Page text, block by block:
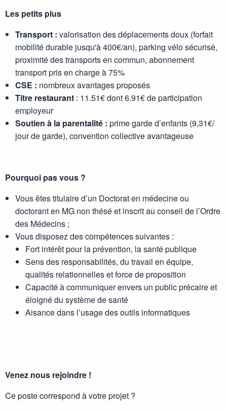
Les petits plus
Transport : valorisation des déplacements doux (forfait
mobilité durable jusqu'à 400€/an), parking vélo sécurisé,
proximité des transports en commun, abonnement
transport pris en charge à 75%
CSE : nombreux avantages proposés
Titre restaurant : 11.51€ dont 6.91€ de participation
employeur
Soutien à la parentalité : prime garde d’enfants (9,31€/
jour de garde), convention collective avantageuse
Pourquoi pas vous ?
Vous êtes titulaire d’un Doctorat en médecine ou
doctorant en MG non thésé et inscrit au conseil de l’Ordre
des Médecins ;
Vous disposez des compétences suivantes :
Fort intérêt pour la prévention, la santé publique
Sens des responsabilités, du travail en équipe,
qualités relationnelles et force de proposition
Capacité à communiquer envers un public précaire et
éloigné du système de santé
Aisance dans l’usage des outils informatiques
Venez nous rejoindre !
Ce poste correspond à votre projet ?